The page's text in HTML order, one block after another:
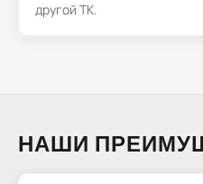
другой ТК.
НАШИ